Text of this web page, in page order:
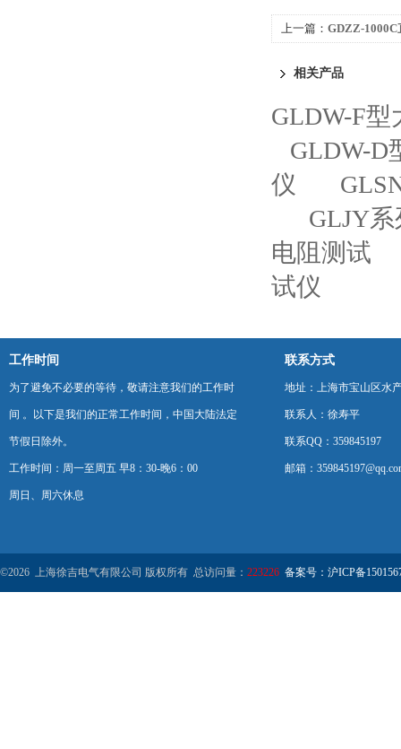
上一篇： GDZZ-1000C
相关产品
GLDW-F
GLDW-D
仪
GLJY
电阻测试
试仪
工作时间
为了避免不必要的等待，敬请注意我们的工作时
间 。以下是我们的正常工作时间，中国大陆法定
节假日除外。
工作时间：周一至周五 早8：30-晚6：00
周日、周六休息
联系方式
地址：上海市宝山区水
联系人：徐寿平
联系QQ：359845197
邮箱：
©2026 上海徐吉电气有限公司 版权所有 总访问量： 223226 备案号：沪ICP备